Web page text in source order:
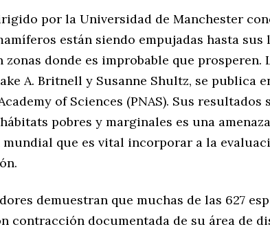
por la Universidad de Manchester
están siendo empujadas hasta sus
zonas donde es improbable que prosperen.
A. Britnell y Susanne Shultz, se publica
of Sciences (PNAS). Sus resultados
pobres y marginales es una
mundial que es vital incorporar a la
demuestran que muchas de las 627
contracción documentada de su área de